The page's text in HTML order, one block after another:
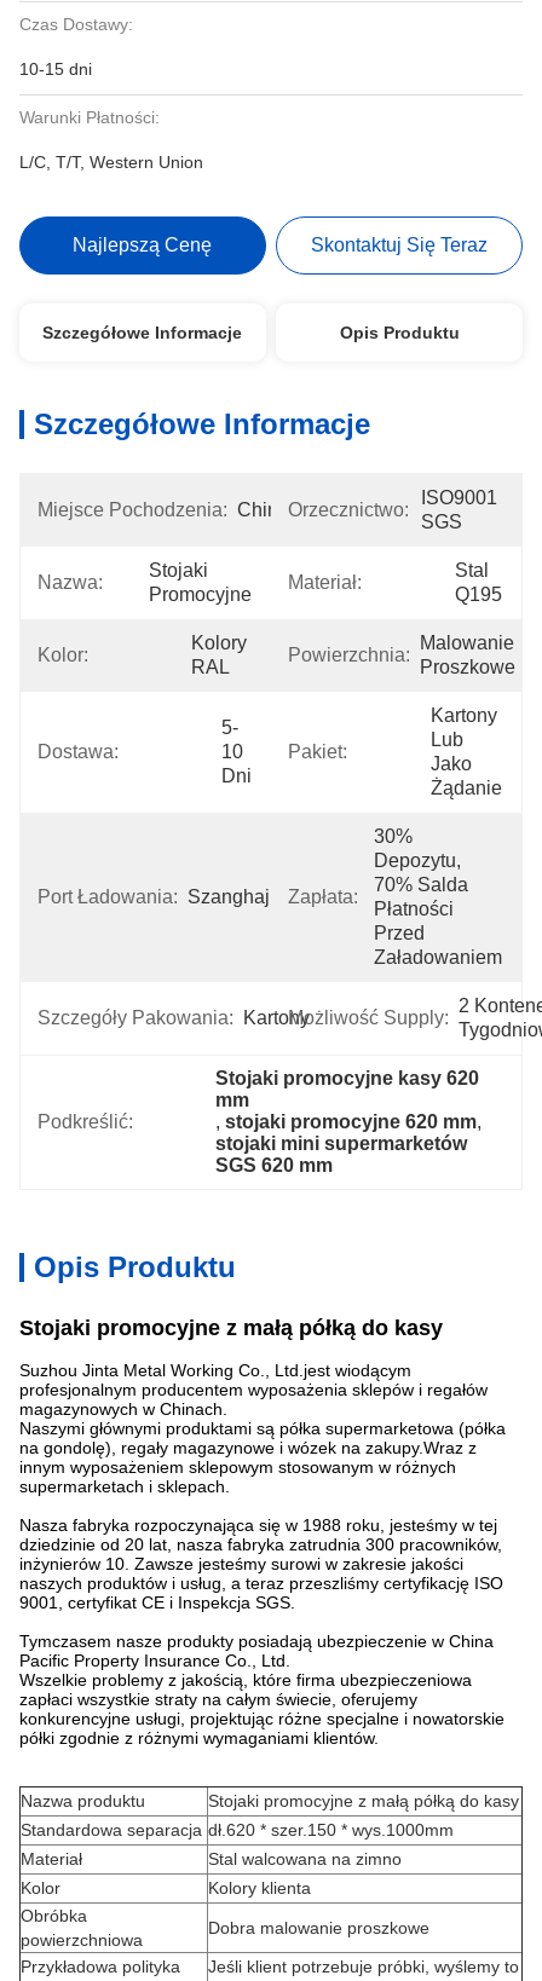
Czas Dostawy:
10-15 dni
Warunki Płatności:
L/C, T/T, Western Union
Najlepszą Cenę Skontaktuj Się Teraz
Szczegółowe Informacje Opis Produktu
Szczegółowe Informacje
Miejsce Pochodzenia: Chiny Orzecznictwo:
ISO9001
SGS
Nazwa:
Stojaki
Promocyjne
Materiał:
Stal
Q195
Kolor:
Kolory
RAL
Powierzchnia:
Malowanie
Proszkowe
Dostawa:
5-
10
Dni
Pakiet:
Kartony
Lub
Jako
Żądanie
Port Ładowania: Szanghaj Zapłata:
30%
Depozytu,
70% Salda
Płatności
Przed
Załadowaniem
Szczegóły Pakowania: KartonyMożliwość Supply:
2
Podkreślić:
Stojaki promocyjne kasy 620
mm
, stojaki promocyjne 620 mm,
stojaki mini supermarketów
SGS 620 mm
Opis Produktu
Stojaki promocyjne z małą półką do kasy
Suzhou Jinta Metal Working Co., Ltd.jest wiodącym
profesjonalnym producentem wyposażenia sklepów i regałów
magazynowych w Chinach.
Naszymi głównymi produktami są półka supermarketowa (półka
na gondolę), regały magazynowe i wózek na zakupy.Wraz z
innym wyposażeniem sklepowym stosowanym w różnych
supermarketach i sklepach.
Nasza fabryka rozpoczynająca się w 1988 roku, jesteśmy w tej
dziedzinie od 20 lat, nasza fabryka zatrudnia 300 pracowników,
inżynierów 10. Zawsze jesteśmy surowi w zakresie jakości
naszych produktów i usług, a teraz przeszliśmy certyfikację ISO
9001, certyfikat CE i Inspekcja SGS.
Tymczasem nasze produkty posiadają ubezpieczenie w China
Pacific Property Insurance Co., Ltd.
Wszelkie problemy z jakością, które firma ubezpieczeniowa
zapłaci wszystkie straty na całym świecie, oferujemy
konkurencyjne usługi, projektując różne specjalne i nowatorskie
półki zgodnie z różnymi wymaganiami klientów.
Nazwa produktu
Stojaki promocyjne z małą półką do kasy
Standardowa separacja dł.620 * szer.150 * wys.1000mm
Materiał
Stal walcowana na zimno
Kolor
Kolory klienta
Obróbka
powierzchniowa
Dobra malowanie proszkowe
Przykładowa polityka
Jeśli klient potrzebuje próbki, wyślemy to